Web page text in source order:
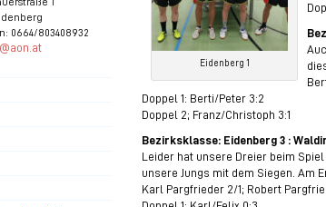
0664/803408932
Eidenberg 1
Doppel 1: Berti/Peter 3:2
Doppel 2; Franz/Christoph 3:1
Bezirksklasse: Eidenberg 3 :
Leider hat unsere Dreier beim
unsere Jungs mit dem Siegen. Am
Karl Pargfrieder 2/1; Robert